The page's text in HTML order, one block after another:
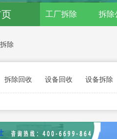
工厂拆除 拆除
除
拆除回收 设备回收 设备拆除